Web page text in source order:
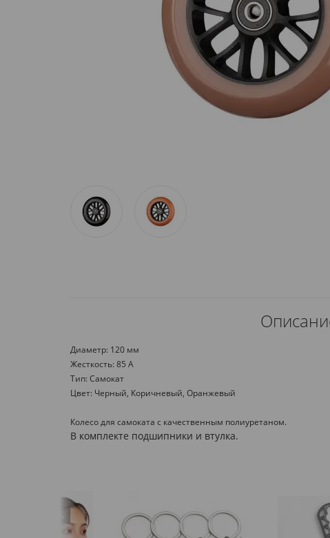
Диаметр: 120 мм
Жесткость: 85 А
Тип: Самокат
Цвет: Черный, Коричневый, Оранжевый
Колесо для самоката с качественным полиуретаном.
В комплекте подшипники и втулка.